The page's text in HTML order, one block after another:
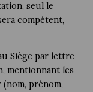
seul le
compétent,
Siège par lettre
mentionnant les
prénom,